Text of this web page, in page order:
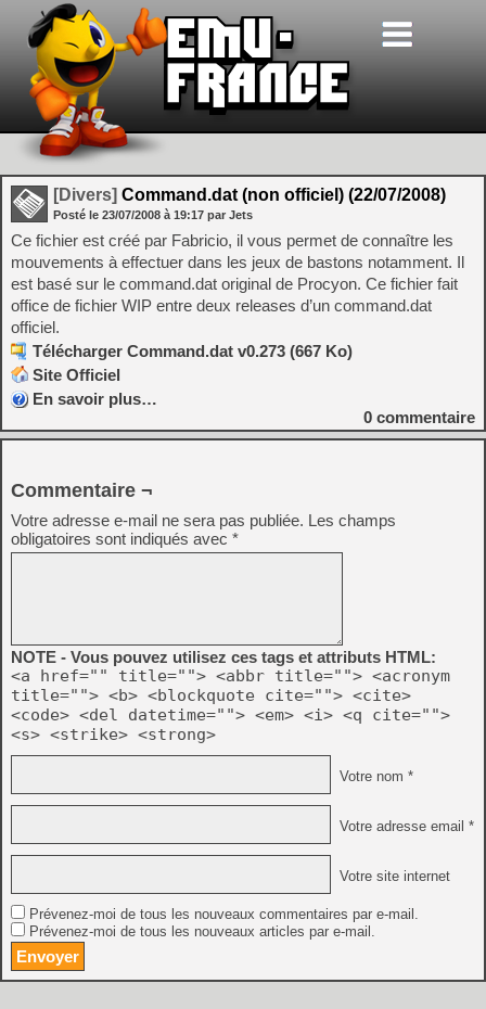
[Divers] Command.dat (non officiel) (22/07/2008)
Posté le 23/07/2008 à 19:17 par Jets
Ce fichier est créé par Fabricio, il vous permet de connaître les
mouvements à effectuer dans les jeux de bastons notamment. Il
est basé sur le command.dat original de Procyon. Ce fichier fait
office de fichier WIP entre deux releases d’un command.dat
officiel.
Télécharger Command.dat v0.273 (667 Ko)
Site Officiel
En savoir plus…
0 commentaire
Commentaire ¬
Votre adresse e-mail ne sera pas publiée. Les champs
obligatoires sont indiqués avec *
NOTE - Vous pouvez utilisez ces tags et attributs HTML:
<a href="" title=""> <abbr title=""> <acronym
title=""> <b> <blockquote cite=""> <cite>
<code> <del datetime=""> <em> <i> <q cite="">
<s> <strike> <strong>
Votre nom *
Votre adresse email *
Votre site internet
Prévenez-moi de tous les nouveaux commentaires par e-mail.
Prévenez-moi de tous les nouveaux articles par e-mail.